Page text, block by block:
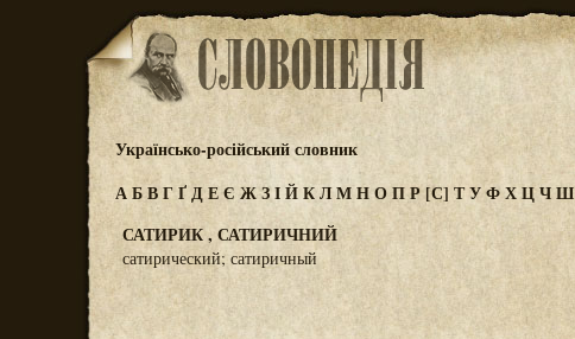
Українсько-російський словник
АБВГҐДЕЄ ЖЗІЙКЛМНОПР[С] ТУФХЦЧШ
САТИРИК , САТИРИЧНИЙ
сатирический; сатиричный